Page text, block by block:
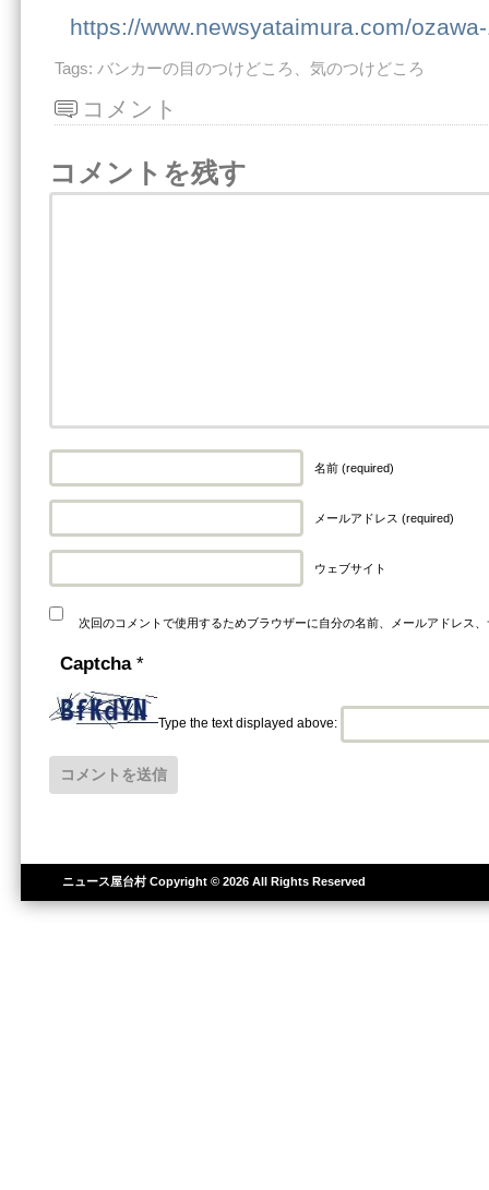
https://www.newsyataimura.com/
Tags: バンカーの目のつけどころ、気のつけどころ
コメント
コメントを残す
名前 (required)
メールアドレス (required)
ウェブサイト
次回のコメントで使用するためブラウザーに自分の名前、メールアドレス
Captcha *
Type the text displayed above:
ニュース屋台村Copyright © 2026 All Rights Reserved